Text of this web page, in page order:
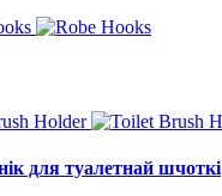
для туалетнай шчоткі